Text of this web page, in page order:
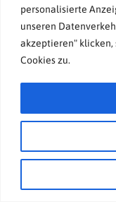
personalisierte
unseren
akzeptieren" klicken,
Cookies zu.
© POLISPORTIVA
Impressum